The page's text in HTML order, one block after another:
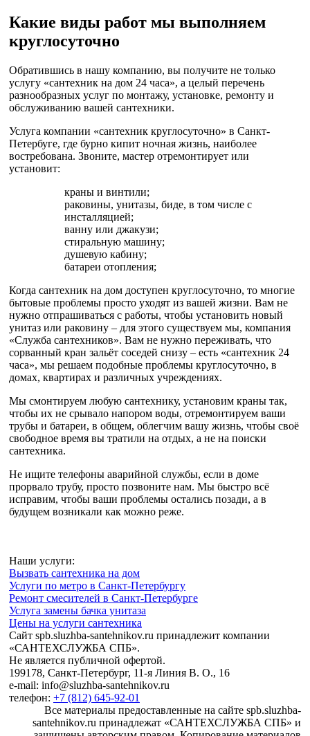
Какие виды работ мы выполняем
круглосуточно
Обратившись в нашу компанию, вы получите не только
услугу «сантехник на дом 24 часа», а целый перечень
разнообразных услуг по монтажу, установке, ремонту и
обслуживанию вашей сантехники.
Услуга компании «сантехник круглосуточно» в Санкт-
Петербуге, где бурно кипит ночная жизнь, наиболее
востребована. Звоните, мастер отремонтирует или
установит:
краны и винтили;
раковины, унитазы, биде, в том числе с
инсталляцией;
ванну или джакузи;
стиральную машину;
душевую кабину;
батареи отопления;
Когда сантехник на дом доступен круглосуточно, то многие
бытовые проблемы просто уходят из вашей жизни. Вам не
нужно отпрашиваться с работы, чтобы установить новый
унитаз или раковину – для этого существуем мы, компания
«Служба сантехников». Вам не нужно переживать, что
сорванный кран зальёт соседей снизу – есть «сантехник 24
часа», мы решаем подобные проблемы круглосуточно, в
домах, квартирах и различных учреждениях.
Мы смонтируем любую сантехнику, установим краны так,
чтобы их не срывало напором воды, отремонтируем ваши
трубы и батареи, в общем, облегчим вашу жизнь, чтобы своё
свободное время вы тратили на отдых, а не на поиски
сантехника.
Не ищите телефоны аварийной службы, если в доме
прорвало трубу, просто позвоните нам. Мы быстро всё
исправим, чтобы ваши проблемы остались позади, а в
будущем возникали как можно реже.
Наши услуги:
Вызвать сантехника на дом
Услуги по метро в Санкт-Петербургу
Ремонт смесителей в Санкт-Петербурге
Услуга замены бачка унитаза
Цены на услуги сантехника
Сайт spb.sluzhba-santehnikov.ru принадлежит компании
«САНТЕХСЛУЖБА СПБ».
Не является публичной офертой.
199178, Санкт-Петербург, 11-я Линия В. О., 16
e-mail: info@sluzhba-santehnikov.ru
телефон: +7 (812) 645-92-01
Все материалы предоставленные на сайте spb.sluzhba-
santehnikov.ru принадлежат «САНТЕХСЛУЖБА СПБ» и